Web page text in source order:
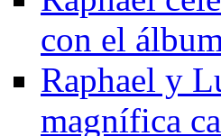
con el
Raphael y
magnífica